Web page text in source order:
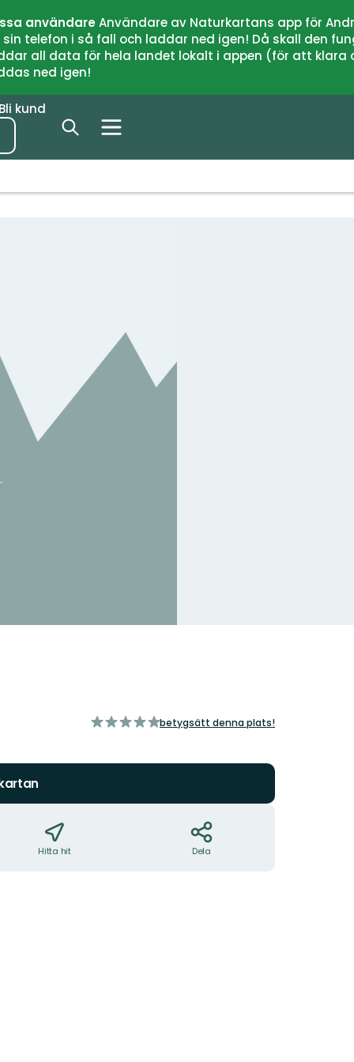
användareAnvändare av Naturkartans app för
telefon i så fall och laddar ned igen! Då skall den
all data för hela landet lokalt i appen (för att
ned igen!
Bli kund
av
betygsätt denna plats!
Hitta hit Dela